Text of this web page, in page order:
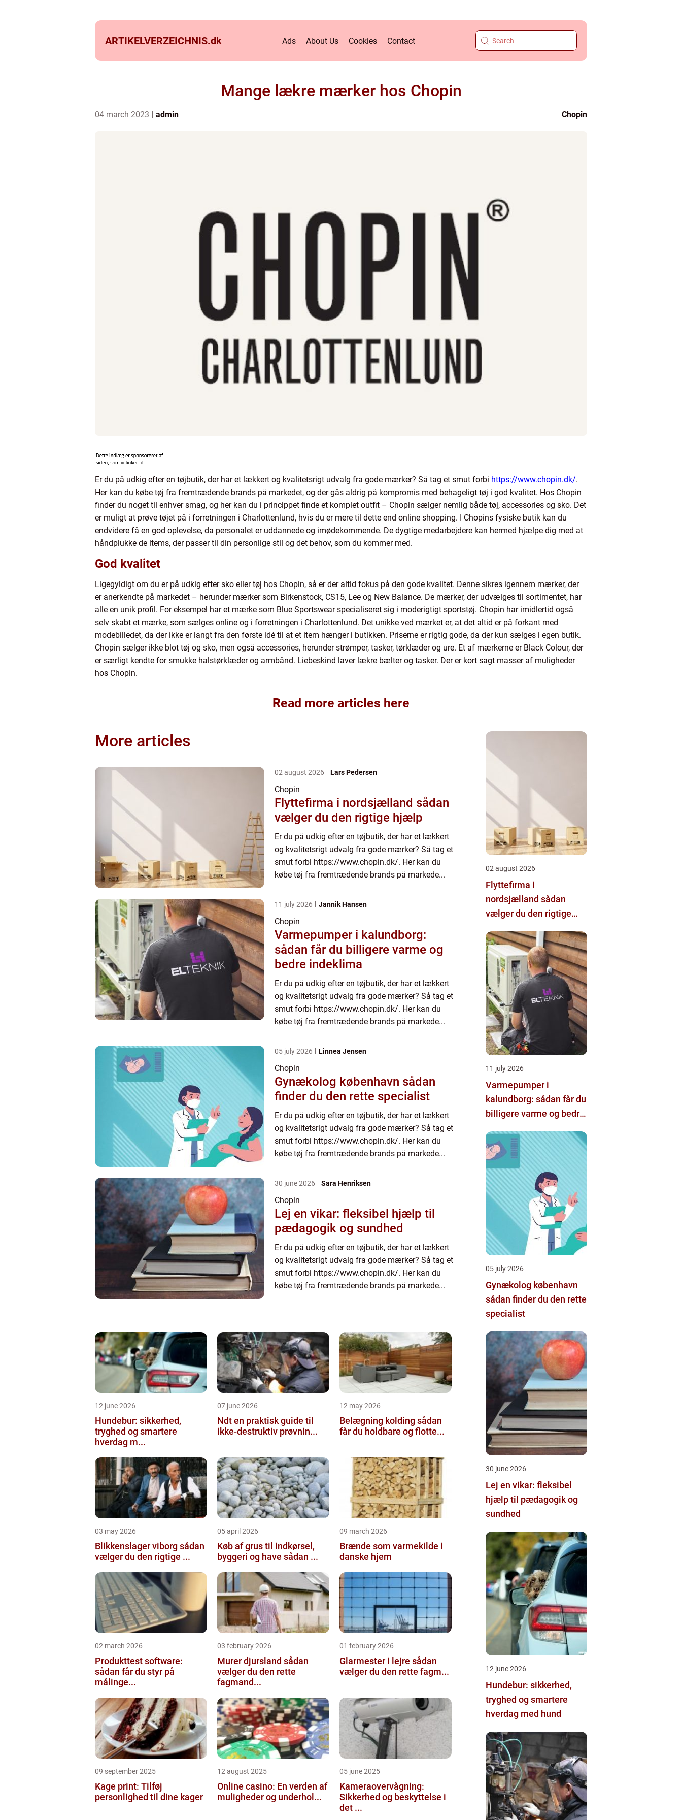
ARTIKELVERZEICHNIS.dk Ads About Us Cookies Contact
Mange lækre mærker hos Chopin
04 march 2023 admin Chopin
Er du på udkig efter en tøjbutik, der har et lækkert og kvalitetsrigt udvalg fra gode mærker? Så tag et smut forbi https://www.chopin.dk/.
Her kan du købe tøj fra fremtrædende brands på markedet, og der gås aldrig på kompromis med behageligt tøj i god kvalitet. Hos Chopin
finder du noget til enhver smag, og her kan du i princippet finde et komplet outfit – Chopin sælger nemlig både tøj, accessories og sko. Det
er muligt at prøve tøjet på i forretningen i Charlottenlund, hvis du er mere til dette end online shopping. I Chopins fysiske butik kan du
endvidere få en god oplevelse, da personalet er uddannede og imødekommende. De dygtige medarbejdere kan hermed hjælpe dig med at
håndplukke de items, der passer til din personlige stil og det behov, som du kommer med.
God kvalitet
Ligegyldigt om du er på udkig efter sko eller tøj hos Chopin, så er der altid fokus på den gode kvalitet. Denne sikres igennem mærker, der
er anerkendte på markedet – herunder mærker som Birkenstock, CS15, Lee og New Balance. De mærker, der udvælges til sortimentet, har
alle en unik profil. For eksempel har et mærke som Blue Sportswear specialiseret sig i moderigtigt sportstøj. Chopin har imidlertid også
selv skabt et mærke, som sælges online og i forretningen i Charlottenlund. Det unikke ved mærket er, at det altid er på forkant med
modebilledet, da der ikke er langt fra den første idé til at et item hænger i butikken. Priserne er rigtig gode, da der kun sælges i egen butik.
Chopin sælger ikke blot tøj og sko, men også accessories, herunder strømper, tasker, tørklæder og ure. Et af mærkerne er Black Colour, der
er særligt kendte for smukke halstørklæder og armbånd. Liebeskind laver lækre bælter og tasker. Der er kort sagt masser af muligheder
hos Chopin.
Read more articles here
More articles
02 august 2026 Lars Pedersen
Chopin
Flyttefirma i nordsjælland sådan
vælger du den rigtige hjælp
Er du på udkig efter en tøjbutik, der har et lækkert
og kvalitetsrigt udvalg fra gode mærker? Så tag et
smut forbi https://www.chopin.dk/. Her kan du
købe tøj fra fremtrædende brands på markede...
11 july 2026 Jannik Hansen
Chopin
Varmepumper i kalundborg:
sådan får du billigere varme og
bedre indeklima
Er du på udkig efter en tøjbutik, der har et lækkert
og kvalitetsrigt udvalg fra gode mærker? Så tag et
smut forbi https://www.chopin.dk/. Her kan du
købe tøj fra fremtrædende brands på markede...
05 july 2026 Linnea Jensen
Chopin
Gynækolog københavn sådan
finder du den rette specialist
Er du på udkig efter en tøjbutik, der har et lækkert
og kvalitetsrigt udvalg fra gode mærker? Så tag et
smut forbi https://www.chopin.dk/. Her kan du
købe tøj fra fremtrædende brands på markede...
30 june 2026 Sara Henriksen
Chopin
Lej en vikar: fleksibel hjælp til
pædagogik og sundhed
Er du på udkig efter en tøjbutik, der har et lækkert
og kvalitetsrigt udvalg fra gode mærker? Så tag et
smut forbi https://www.chopin.dk/. Her kan du
købe tøj fra fremtrædende brands på markede...
12 june 2026
Hundebur: sikkerhed,
tryghed og smartere
hverdag m...
07 june 2026
Ndt en praktisk guide til
ikke-destruktiv prøvnin...
12 may 2026
Belægning kolding sådan
får du holdbare og flotte...
03 may 2026
Blikkenslager viborg sådan
vælger du den rigtige ...
05 april 2026
Køb af grus til indkørsel,
byggeri og have sådan ...
09 march 2026
Brænde som varmekilde i
danske hjem
02 march 2026
Produkttest software:
sådan får du styr på
målinge...
03 february 2026
Murer djursland sådan
vælger du den rette
fagmand...
01 february 2026
Glarmester i lejre sådan
vælger du den rette fagm...
09 september 2025
Kage print: Tilføj
personlighed til dine kager
12 august 2025
Online casino: En verden af
muligheder og underhol...
05 june 2025
Kameraovervågning:
Sikkerhed og beskyttelse i
det ...
02 august 2026
Flyttefirma i
nordsjælland sådan
vælger du den rigtige
11 july 2026
Varmepumper i
kalundborg: sådan får du
billigere varme og bedre
05 july 2026
Gynækolog københavn
sådan finder du den rette
specialist
30 june 2026
Lej en vikar: fleksibel
hjælp til pædagogik og
sundhed
12 june 2026
Hundebur: sikkerhed,
tryghed og smartere
hverdag med hund